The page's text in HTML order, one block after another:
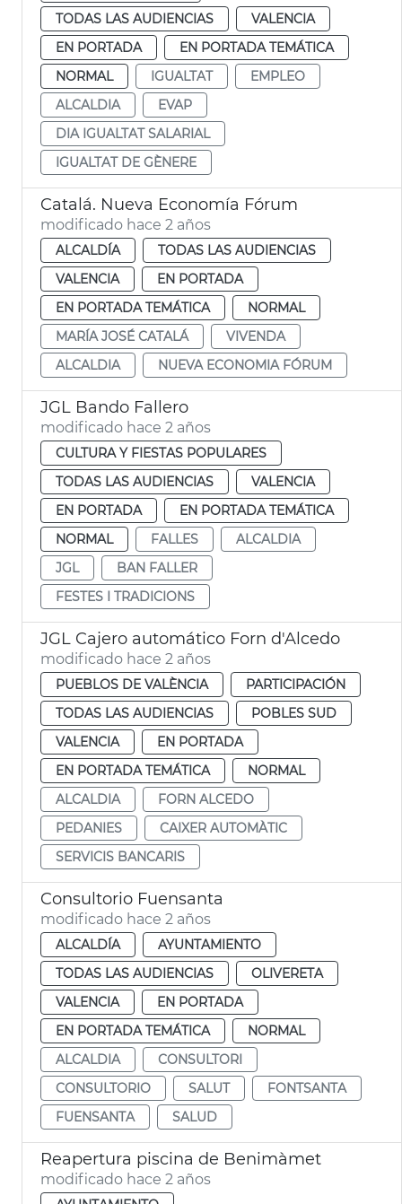
TODAS LAS AUDIENCIAS
VALENCIA
EN PORTADA
EN PORTADA TEMÁTICA
NORMAL
IGUALTAT
EMPLEO
ALCALDIA
EVAP
DIA IGUALTAT SALARIAL
IGUALTAT DE GÈNERE
Catalá. Nueva Economía Fórum
modificado hace 2 años
ALCALDÍA
TODAS LAS AUDIENCIAS
VALENCIA
EN PORTADA
EN PORTADA TEMÁTICA
NORMAL
MARÍA JOSÉ CATALÁ
VIVENDA
ALCALDIA
NUEVA ECONOMIA FÓRUM
JGL Bando Fallero
modificado hace 2 años
CULTURA Y FIESTAS POPULARES
TODAS LAS AUDIENCIAS
VALENCIA
EN PORTADA
EN PORTADA TEMÁTICA
NORMAL
FALLES
ALCALDIA
JGL
BAN FALLER
FESTES I TRADICIONS
JGL Cajero automático Forn d'Alcedo
modificado hace 2 años
PUEBLOS DE VALÈNCIA
PARTICIPACIÓN
TODAS LAS AUDIENCIAS
POBLES SUD
VALENCIA
EN PORTADA
EN PORTADA TEMÁTICA
NORMAL
ALCALDIA
FORN ALCEDO
PEDANIES
CAIXER AUTOMÀTIC
SERVICIS BANCARIS
Consultorio Fuensanta
modificado hace 2 años
ALCALDÍA
AYUNTAMIENTO
TODAS LAS AUDIENCIAS
OLIVERETA
VALENCIA
EN PORTADA
EN PORTADA TEMÁTICA
NORMAL
ALCALDIA
CONSULTORI
CONSULTORIO
SALUT
FONTSANTA
FUENSANTA
SALUD
Reapertura piscina de Benimàmet
modificado hace 2 años